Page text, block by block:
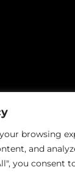
browsing
and
you consent